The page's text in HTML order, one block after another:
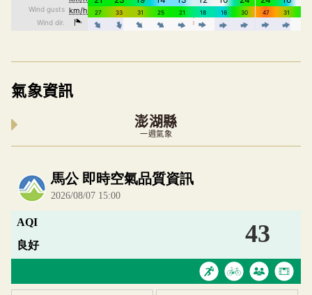
氣象資訊
澎湖縣
一週氣象
內嵌空氣品質小工具為視覺預覽，完整即時空